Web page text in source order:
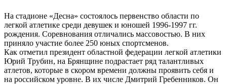
На стадионе «Десна» состоялось первенство области по
легкой атлетике среди девушек и юношей 1996-1997 гг.
рождения. Соревнования отличались массовостью. В них
приняло участие более 250 юных спортсменов.
Как отметил президент областной федерации легкой атлетики
Юрий Трубин, на Брянщине подрастает ряд талантливых
атлетов, которые в скором времени должны проявить себя и
на российском уровне. В их числе Дмитрий Гребенников. Он